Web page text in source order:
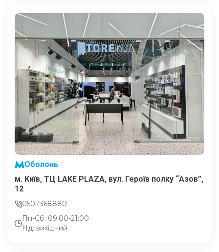
Оболонь
м. Київ, ТЦ LAKE PLAZA, вул. Героїв полку “Азов”,
12
0507368880
Пн-Сб: 09:00-21:00
Нд: вихідний